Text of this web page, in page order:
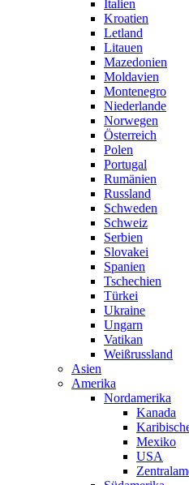
Italien
Kroatien
Letland
Litauen
Mazedonien
Moldavien
Montenegro
Niederlande
Norwegen
Österreich
Polen
Portugal
Rumänien
Russland
Schweden
Schweiz
Serbien
Slovakei
Spanien
Tschechien
Türkei
Ukraine
Ungarn
Vatikan
Weißrussland
Asien
Amerika
Nordamerika
Kanada
Mexiko
USA